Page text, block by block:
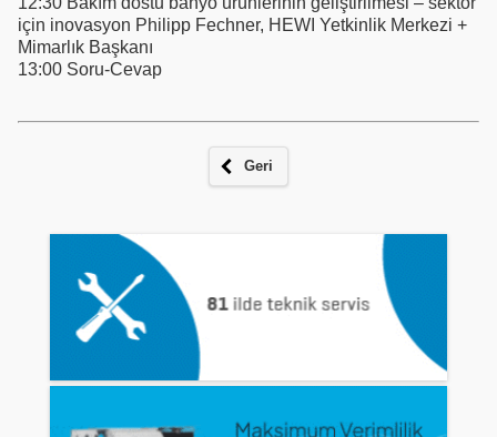
için inovasyon Philipp Fechner, HEWI Yetkinlik Merkezi +
Mimarlık Başkanı
13:00 Soru-Cevap
Geri